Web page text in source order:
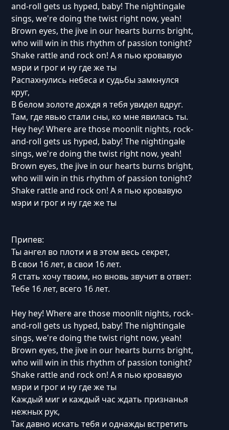
and-roll gets us hyped, baby! The nightingale
sings, we're doing the twist right now, yeah!
Brown eyes, the jive in our hearts burns bright,
who will win in this rhythm of passion tonight?
Shake rattle and rock on! А я пью кровавую
мэри и грог и ну где же ты
Распахнулись небеса и судьбы замкнулся
круг,
В белом золоте дождя я тебя увидел вдруг.
Там, где явью стали сны, ко мне явилась ты.
Hey hey! Where are those moonlit nights, rock-
and-roll gets us hyped, baby! The nightingale
sings, we're doing the twist right now, yeah!
Brown eyes, the jive in our hearts burns bright,
who will win in this rhythm of passion tonight?
Shake rattle and rock on! А я пью кровавую
мэри и грог и ну где же ты
Припев:
Ты ангел во плоти и в этом весь секрет,
В свои 16 лет, в свои 16 лет.
Я стать хочу твоим, но вновь звучит в ответ:
Тебе 16 лет, всего 16 лет.
Hey hey! Where are those moonlit nights, rock-
and-roll gets us hyped, baby! The nightingale
sings, we're doing the twist right now, yeah!
Brown eyes, the jive in our hearts burns bright,
who will win in this rhythm of passion tonight?
Shake rattle and rock on! А я пью кровавую
мэри и грог и ну где же ты
Каждый миг и каждый час ждать признанья
нежных рук,
Так давно искать тебя и однажды встретить